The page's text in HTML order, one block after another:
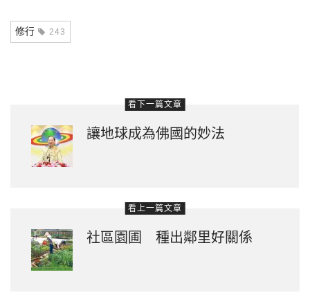
修行 243
看下一篇文章
讓地球成為佛國的妙法
看上一篇文章
社區園圃 種出鄰里好關係